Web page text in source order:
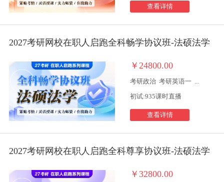
查看详情
2027考研网校在职人启跑全科畅学协议班-法硕法学
￥24800.00
考研政治 考研英语一
初试:935课时直播
查看详情
2027考研网校在职人启跑全科尊享协议班-法硕法学
￥32800.00